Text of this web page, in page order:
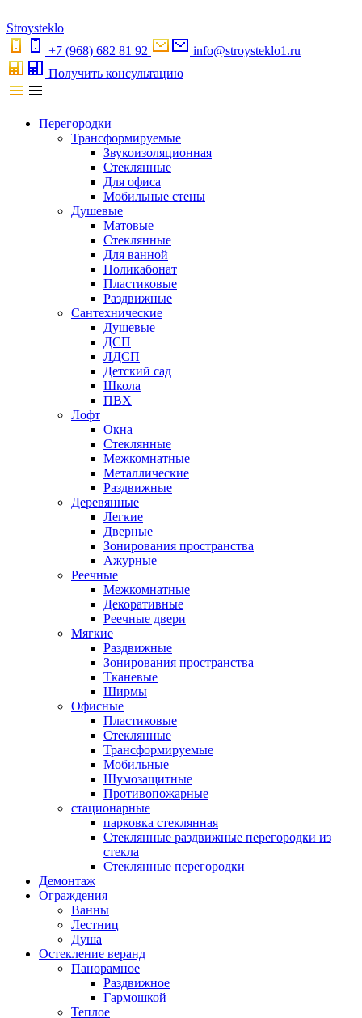
Stroysteklo
+7 (968) 682 81 92
info@stroysteklo1.ru
Получить консультацию
Перегородки
Трансформируемые
Звукоизоляционная
Стеклянные
Для офиса
Мобильные стены
Душевые
Матовые
Стеклянные
Для ванной
Поликабонат
Пластиковые
Раздвижные
Сантехнические
Душевые
ДСП
ЛДСП
Детский сад
Школа
ПВХ
Лофт
Окна
Стеклянные
Межкомнатные
Металлические
Раздвижные
Деревянные
Легкие
Дверные
Зонирования пространства
Ажурные
Реечные
Межкомнатные
Декоративные
Реечные двери
Мягкие
Раздвижные
Зонирования пространства
Тканевые
Ширмы
Офисные
Пластиковые
Стеклянные
Трансформируемые
Мобильные
Шумозащитные
Противопожарные
стационарные
парковка стеклянная
Стеклянные раздвижные перегородки из
стекла
Стеклянные перегородки
Демонтаж
Ограждения
Ванны
Лестниц
Душа
Остекление веранд
Панорамное
Раздвижное
Гармошкой
Теплое